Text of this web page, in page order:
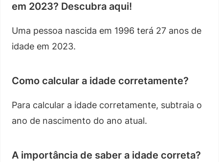
em 2023? Descubra aqui!
Uma pessoa nascida em 1996 terá 27 anos de
idade em 2023.
Como calcular a idade corretamente?
Para calcular a idade corretamente, subtraia o
ano de nascimento do ano atual.
A importância de saber a idade correta?